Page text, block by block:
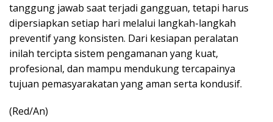
tanggung jawab saat terjadi gangguan, tetapi harus
dipersiapkan setiap hari melalui langkah-langkah
preventif yang konsisten. Dari kesiapan peralatan
inilah tercipta sistem pengamanan yang kuat,
profesional, dan mampu mendukung tercapainya
tujuan pemasyarakatan yang aman serta kondusif.
(Red/An)